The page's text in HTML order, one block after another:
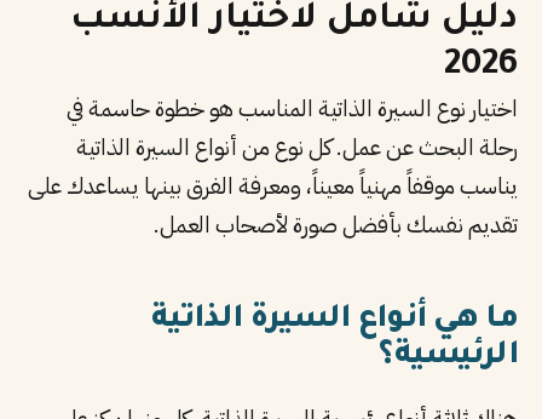
FR
PT
TL
دليل شامل لاختيار الأنسب
2026
اختيار نوع السيرة الذاتية المناسب هو خطوة حاسمة في
رحلة البحث عن عمل. كل نوع من أنواع السيرة الذاتية
يناسب موقفاً مهنياً معيناً، ومعرفة الفرق بينها يساعدك على
تقديم نفسك بأفضل صورة لأصحاب العمل.
ما هي أنواع السيرة الذاتية
الرئيسية؟